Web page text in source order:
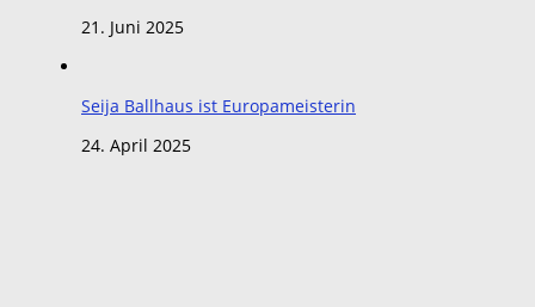
21. Juni 2025
Seija Ballhaus ist Europameisterin
24. April 2025